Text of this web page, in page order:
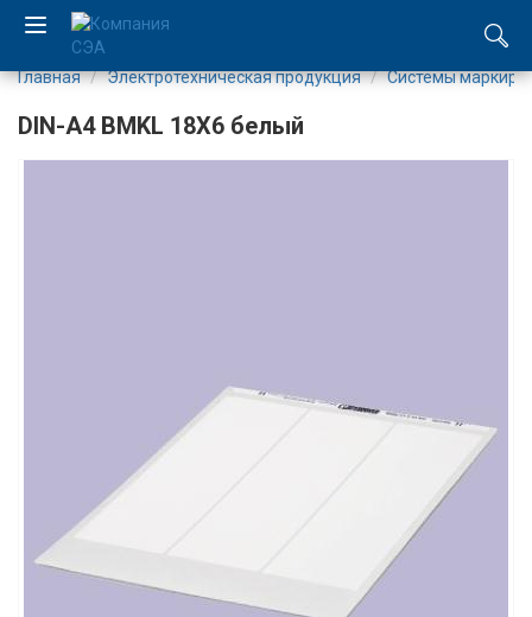
Новости
Вакансии
авторизация
Главная Электротехническая продукция Системы
DIN-A4 BMKL 18X6 белый